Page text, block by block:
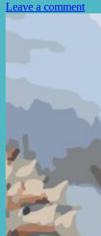
Leave a comment